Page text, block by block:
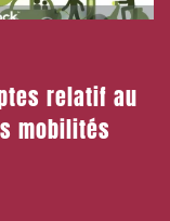
relatif au
mobilités